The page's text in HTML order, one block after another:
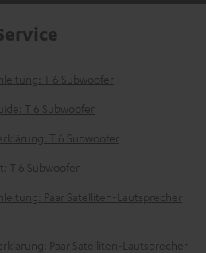
T 6 Subwoofer
T 6 Subwoofer
T 6 Subwoofer
T 6 Subwoofer
Paar Satelliten-Lautsprecher
Paar Satelliten-Lautsprecher